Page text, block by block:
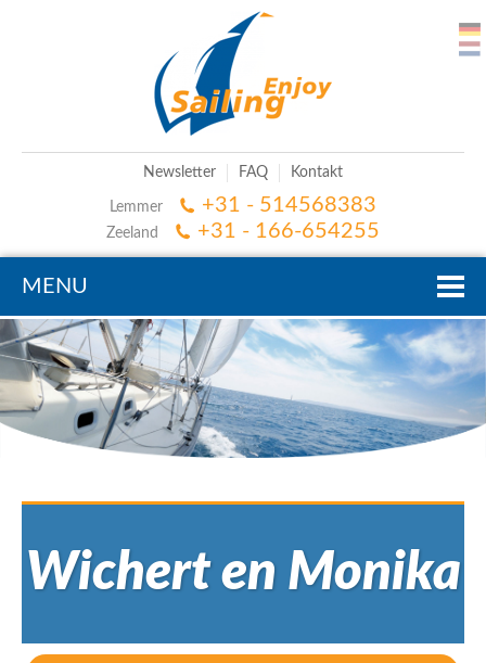
Newsletter FAQ Kontakt
Lemmer +31 - 514568383
Zeeland +31 - 166-654255
MENU
Wichert en Monika